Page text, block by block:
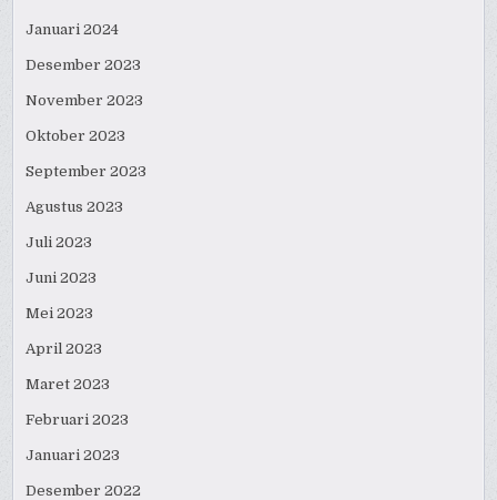
Januari 2024
Desember 2023
November 2023
Oktober 2023
September 2023
Agustus 2023
Juli 2023
Juni 2023
Mei 2023
April 2023
Maret 2023
Februari 2023
Januari 2023
Desember 2022